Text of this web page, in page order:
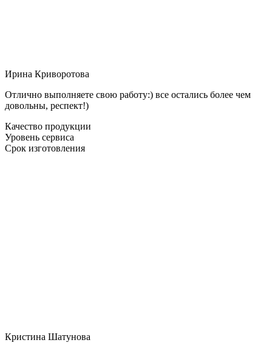
Ирина Криворотова
Отлично выполняете свою работу:) все остались более чем
довольны, респект!)
Качество продукции
Уровень сервиса
Срок изготовления
Кристина Шатунова